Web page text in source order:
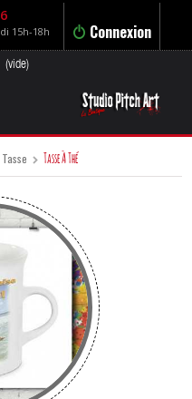
Connexion
15h-18h
(vide)
Tasse Tasse À Thé